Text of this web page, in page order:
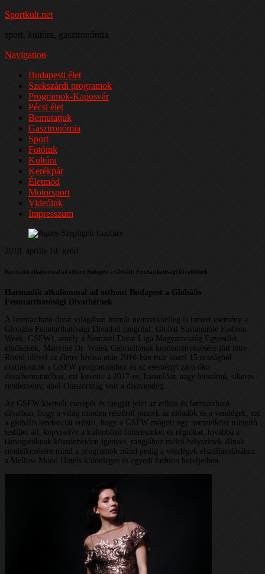
Sportkult.net
sport, kultúra, gasztronómia
Navigation
Budapesti élet
Szekszárdi programok
Programok-Kaposvár
Pécsi élet
Bemutatjuk
Gasztronómia
Sport
Fotóink
Kultúra
Kerékpár
Életmód
Motorsport
Videóink
Impresszum
2018. április 10. kedd
Harmadik alkalommal ad otthont Budapest a Globális Fenntarthatósági Divathétnek
Harmadik alkalommal ad otthont Budapest a Globális
Fenntarthatósági Divathétnek
A fenntartható divat világában immár nemzetközileg is ismert esemény a
Globális Fenntarthatósági Divathét (angolul: Global Sustainable Fashion
Week, GSFW), amely a Nemzeti Divat Liga Magyarország Egyesület
elnökének, Mányiné Dr. Walek Gabriellának kezdeményezésére jött létre.
Rövid idővel az életre hívása után 2016-ban már közel 15 országból
csatlakoztak a GSFW programjaihoz és az eseményt záró öko
divatbemutatóhoz, ezt követte a 2017-es, hasonlóan nagy létszámú, sikeres
rendezvény, ahol Olaszország volt a díszvendég.
Az GSFW kiemelt szerepét és rangját jelzi az etikus és fenntartható
divatban, hogy a világ minden részéről jönnek az előadók és a vendégek, ezt
a globális tendenciát erősíti, hogy a GSFW mögött egy nemzetközi irányító
testület áll, képviselve a különböző földrészeket és régiókat, továbbá a
támogatóknak köszönhetően igényes, rangjához méltó helyszínek állnak
rendelkezésére mind a programok mind pedig a vendégek elszállásolásához
a Mellow Mood Hotels különleges és egyedi fashion hoteljeiben.